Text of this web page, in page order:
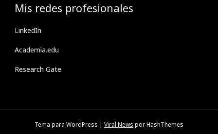
Mis redes profesionales
LinkedIn
Academia.edu
Research Gate
Tema para WordPress | Viral News por HashThemes